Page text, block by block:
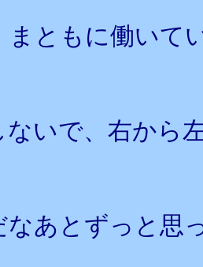
まともに働いて
ないで、右から
なあとずっと思